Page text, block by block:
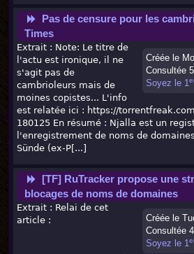
Pas de censure pour les
Times
Créée le
Consultée
Soyez le 1
Extrait : Note: Le titre de
l'actu est ironique, il ne
s'agit pas de
cambrioleurs mais de
moines copistes... L'info
est relatée ici : https://
180125 En résumé : Njalla est un
l'enregistrement de noms de
Sünde (ex-P[...]
[TF] RuTracker propose une
blocages de noms de domaines
Créée le
Consultée
Soyez le 1
Extrait : Relai de cet
article :